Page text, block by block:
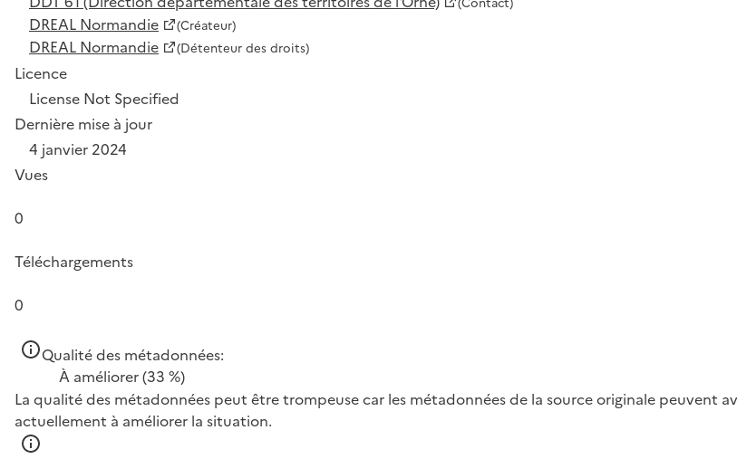
DREAL Normandie (Créateur)
DREAL Normandie (Détenteur des droits)
Licence
License Not Specified
Dernière mise à jour
4 janvier 2024
Vues
0
Téléchargements
0
Qualité des métadonnées:
À améliorer(33 %)
La qualité des métadonnées peut être trompeuse car les métadonnées de la source originale peuvent
actuellement à améliorer la situation.